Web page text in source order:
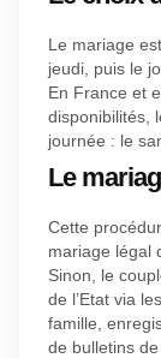
Le mariage
jeudi, puis le
En France et
disponibilités,
journée : le
Le
Cette
mariage légal
Sinon, le
de l’Etat via
famille,
de bulletins